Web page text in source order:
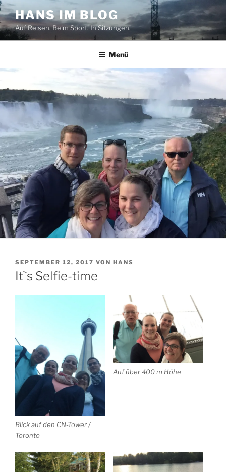
Zum
Inhalt
springen
HANS IM BLOG
Auf Reisen. Beim Sport. In Sitzungen.
Menü
VERÖFFENTLICHT
AM
SEPTEMBER 12, 2017 VON HANS
It`s Selfie-time
Blick auf den CN-Tower /
Toronto
Auf über 400 m Höhe